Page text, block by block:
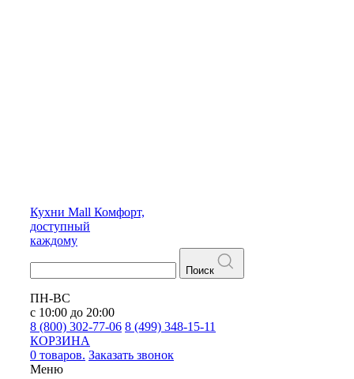
Кухни Mall Комфорт,
доступный
каждому
Поиск
ПН-ВС
с 10:00 до 20:00
8 (800) 302-77-06 8 (499) 348-15-11
КОРЗИНА
0 товаров. Заказать звонок
Меню